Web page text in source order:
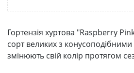
Гортензія хуртова "Raspberry
сорт великих з конусоподібними
змінюють свій колір протягом